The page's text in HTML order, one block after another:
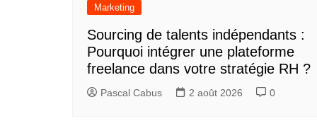
Marketing
Sourcing de talents indépendants :
Pourquoi intégrer une plateforme
freelance dans votre stratégie RH ?
Pascal Cabus 2 août 2026 0